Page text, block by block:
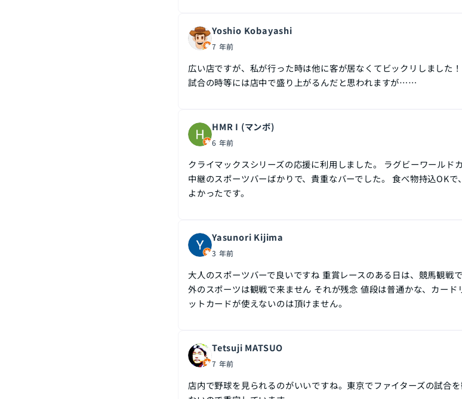
Yoshio Kobayashi
7 年前
広い店ですが、私が行った時は他に客が居なくてビックリしました
試合の時等には店中で盛り上がるんだと思われますが……
HMR I (マンボ)
6 年前
クライマックスシリーズの応援に利用しました。 ラグビーワールド
中継のスポーツバーばかりで、貴重なバーでした。 食べ物持込OK
よかったです。
Yasunori Kijima
3 年前
大人のスポーツバーで良いですね 重賞レースのある日は、競馬観戦
外のスポーツは観戦で来ません それが残念 値段は普通かな、カード
ットカードが使えないのは頂けません。
Tetsuji MATSUO
7 年前
店内で野球を見られるのがいいですね。東京でファイターズの試合